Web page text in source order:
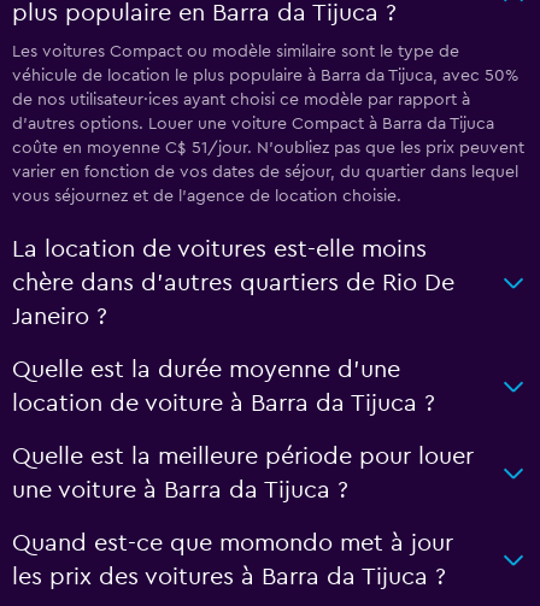
plus populaire en Barra da Tijuca ?
Les voitures Compact ou modèle similaire sont le type de
véhicule de location le plus populaire à Barra da Tijuca, avec 50%
de nos utilisateur·ices ayant choisi ce modèle par rapport à
d'autres options. Louer une voiture Compact à Barra da Tijuca
coûte en moyenne C$ 51/jour. N'oubliez pas que les prix peuvent
varier en fonction de vos dates de séjour, du quartier dans lequel
vous séjournez et de l'agence de location choisie.
La location de voitures est-elle moins
chère dans d’autres quartiers de Rio De
Janeiro ?
Quelle est la durée moyenne d’une
location de voiture à Barra da Tijuca ?
Quelle est la meilleure période pour louer
une voiture à Barra da Tijuca ?
Quand est-ce que momondo met à jour
les prix des voitures à Barra da Tijuca ?